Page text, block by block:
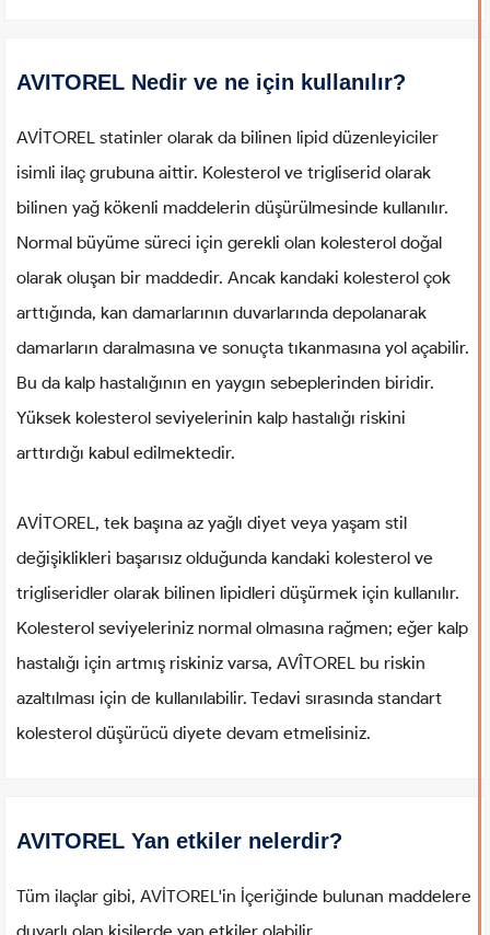
AVITOREL Nedir ve ne için kullanılır?
AVİTOREL statinler olarak da bilinen lipid düzenleyiciler
isimli ilaç grubuna aittir. Kolesterol ve trigliserid olarak
bilinen yağ kökenli maddelerin düşürülmesinde kullanılır.
Normal büyüme süreci için gerekli olan kolesterol doğal
olarak oluşan bir maddedir. Ancak kandaki kolesterol çok
arttığında, kan damarlarının duvarlarında depolanarak
damarların daralmasına ve sonuçta tıkanmasına yol açabilir.
Bu da kalp hastalığının en yaygın sebeplerinden biridir.
Yüksek kolesterol seviyelerinin kalp hastalığı riskini
arttırdığı kabul edilmektedir.
AVİTOREL, tek başına az yağlı diyet veya yaşam stil
değişiklikleri başarısız olduğunda kandaki kolesterol ve
trigliseridler olarak bilinen lipidleri düşürmek için kullanılır.
Kolesterol seviyeleriniz normal olmasına rağmen; eğer kalp
hastalığı için artmış riskiniz varsa, AVÎTOREL bu riskin
azaltılması için de kullanılabilir. Tedavi sırasında standart
kolesterol düşürücü diyete devam etmelisiniz.
AVITOREL Yan etkiler nelerdir?
Tüm ilaçlar gibi, AVİTOREL'in İçeriğinde bulunan maddelere